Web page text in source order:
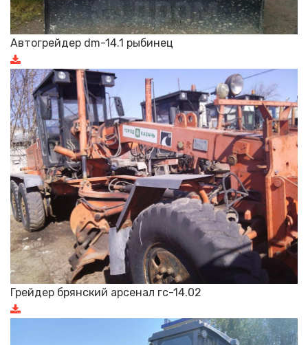
Автогрейдер dm-14.1 рыбинец
Грейдер брянский арсенал гс-14.02